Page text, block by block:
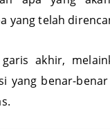
apa yang
garis akhir,
yang benar-benar